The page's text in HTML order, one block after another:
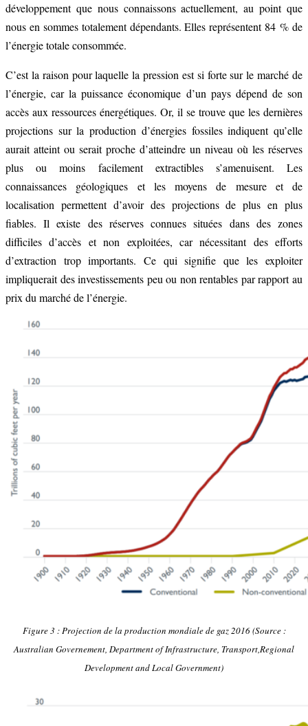
développement que nous connaissons actuellement, au point que
nous en sommes totalement dépendants. Elles représentent 84 % de
l’énergie totale consommée.
C’est la raison pour laquelle la pression est si forte sur le marché de
l’énergie, car la puissance économique d’un pays dépend de son
accès aux ressources énergétiques. Or, il se trouve que les dernières
projections sur la production d’énergies fossiles indiquent qu’elle
aurait atteint ou serait proche d’atteindre un niveau où les réserves
plus ou moins facilement extractibles s’amenuisent. Les
connaissances géologiques et les moyens de mesure et de
localisation permettent d’avoir des projections de plus en plus
fiables. Il existe des réserves connues situées dans des zones
difficiles d’accès et non exploitées, car nécessitant des efforts
d’extraction trop importants. Ce qui signifie que les exploiter
impliquerait des investissements peu ou non rentables par rapport au
prix du marché de l’énergie.
Figure 3 : Projection de la production mondiale de gaz 2016 (Source :
Australian Governement, Department of Infrastructure, Transport,Regional
Development and Local Government)